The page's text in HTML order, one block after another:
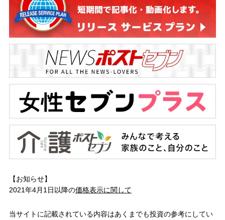
【お知らせ】
2021年4月1日以降の価格表示に関して
当サイトに記載されている内容はあくまでも投資の参考にしてい